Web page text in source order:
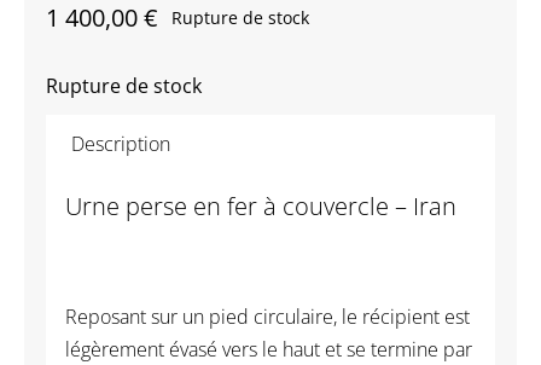
1 400,00€ Rupture de stock
Rupture de stock
Description
Urne perse en fer à couvercle – Iran
Reposant sur un pied circulaire, le récipient est
légèrement évasé vers le haut et se termine par